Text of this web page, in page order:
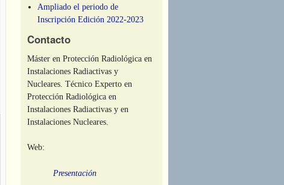
Ampliado el periodo de
Inscripción Edición 2022-2023
Contacto
Máster en Protección Radiológica en
Instalaciones Radiactivas y
Nucleares. Técnico Experto en
Protección Radiológica en
Instalaciones Radiactivas y en
Instalaciones Nucleares.
Web:
Presentación